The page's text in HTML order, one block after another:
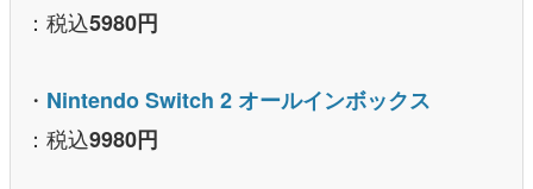
：税込5980円
・ Nintendo Switch 2 オールインボックス
：税込9980円